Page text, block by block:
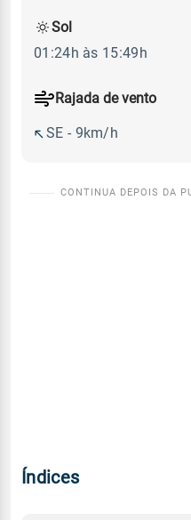
Rajada de vento
SE - 9km/h
Sol
01:24h às 15:49h
Índices